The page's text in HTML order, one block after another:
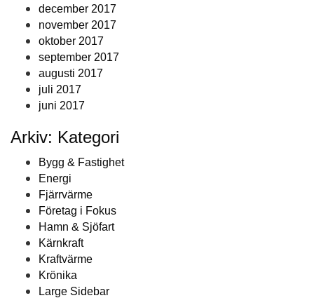
december 2017
november 2017
oktober 2017
september 2017
augusti 2017
juli 2017
juni 2017
Arkiv: Kategori
Bygg & Fastighet
Energi
Fjärrvärme
Företag i Fokus
Hamn & Sjöfart
Kärnkraft
Kraftvärme
Krönika
Large Sidebar